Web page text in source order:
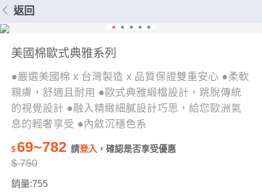
返回
美國棉歐式典雅系列
●嚴選美國棉 x 台灣製造 x 品質保證雙重安心 ●柔軟
親膚，舒適且耐用 ●歐式典雅緞檔設計，跳脫傳統
的視覺設計 ●融入精緻細膩設計巧思，給您歐洲氣
息的輕奢享受 ●內斂沉穩色系
$ 69~782 請登入 ，確認是否享受優惠
$750
銷量:755